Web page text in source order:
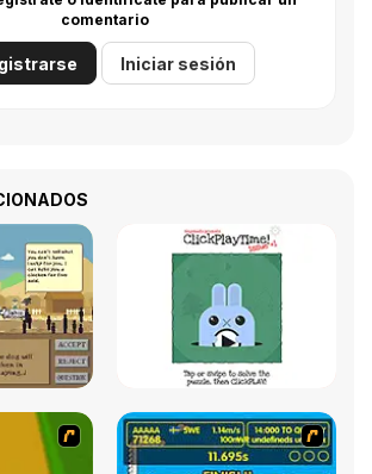
comentario
Iniciar sesión